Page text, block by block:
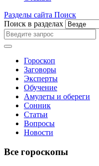
Разделы сайта Поиск
Поиск в разделах
Гороскоп
Заговоры
Эксперты
Обучение
Амулеты и обереги
Сонник
Статьи
Вопросы
Новости
Все гороскопы